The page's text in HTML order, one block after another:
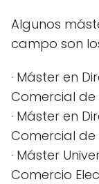
Algunos
campo son
· Máster en
Comercial de
· Máster en
Comercial de
· Máster
Comercio